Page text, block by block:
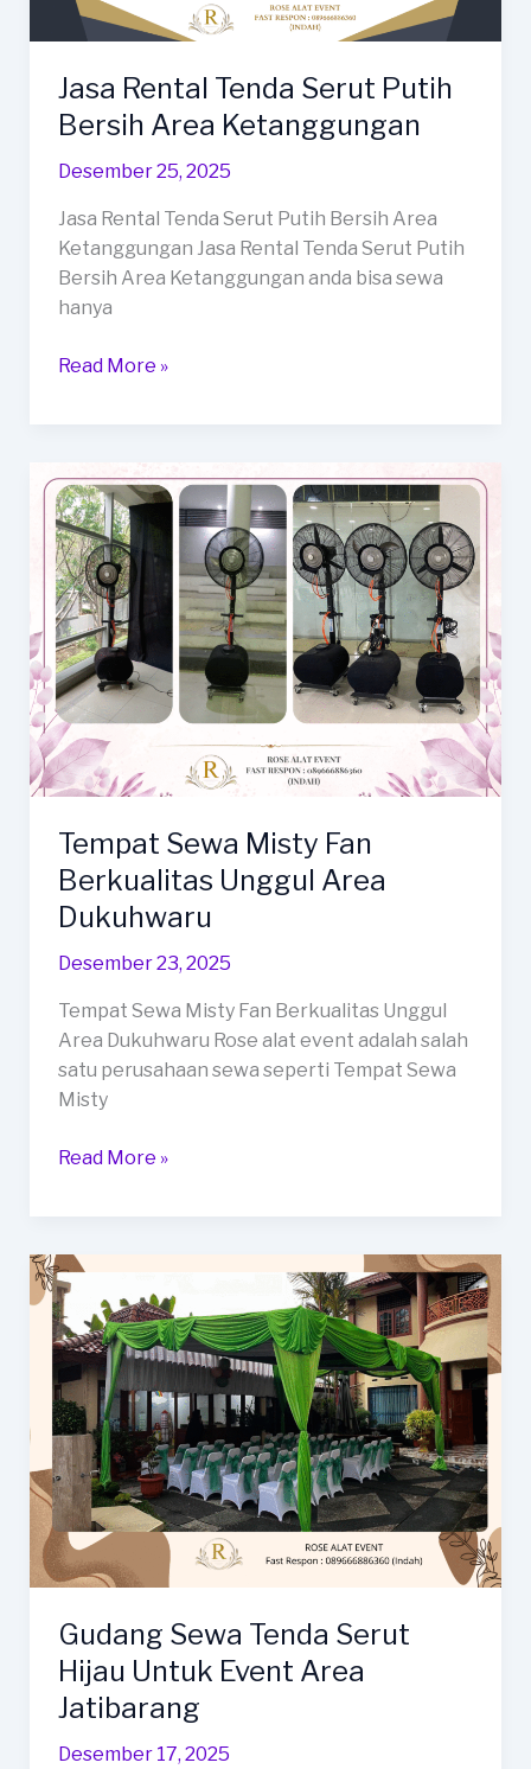
Jasa Rental Tenda Serut Putih
Bersih Area Ketanggungan
Desember 25, 2025
Jasa Rental Tenda Serut Putih Bersih Area
Ketanggungan Jasa Rental Tenda Serut Putih
Bersih Area Ketanggungan anda bisa sewa
hanya
Jasa
Putih
Bersih
Area
Ketanggungan
Read More »
Tempat Sewa Misty Fan
Berkualitas Unggul Area
Dukuhwaru
Desember 23, 2025
Tempat Sewa Misty Fan Berkualitas Unggul
Area Dukuhwaru Rose alat event adalah salah
satu perusahaan sewa seperti Tempat Sewa
Misty
Tempat
Berkualitas
Unggul
Area
Dukuhwaru
Read More »
Gudang Sewa Tenda Serut
Hijau Untuk Event Area
Jatibarang
Desember 17, 2025